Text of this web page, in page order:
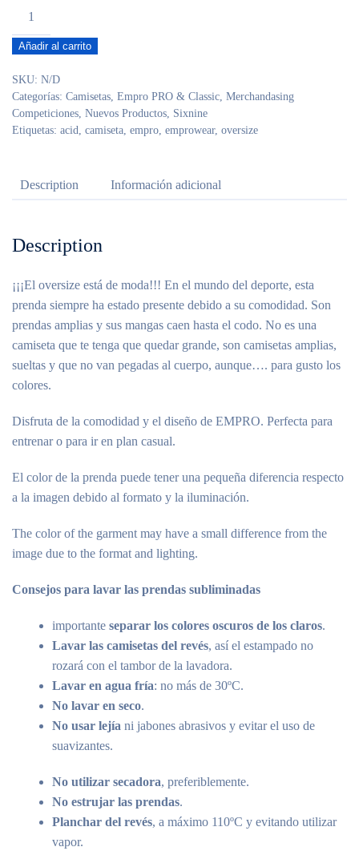
NO
VERDE
cantidad
Añadir al carrito
SKU: N/D
Categorías: Camisetas, Empro PRO & Classic, Merchandasing
Competiciones, Nuevos Productos, Sixnine
Etiquetas: acid, camiseta, empro, emprowear, oversize
Description Información adicional
Description
¡¡¡El oversize está de moda!!! En el mundo del deporte, esta
prenda siempre ha estado presente debido a su comodidad. Son
prendas amplias y sus mangas caen hasta el codo. No es una
camiseta que te tenga que quedar grande, son camisetas amplias,
sueltas y que no van pegadas al cuerpo, aunque…. para gusto los
colores.
Disfruta de la comodidad y el diseño de EMPRO. Perfecta para
entrenar o para ir en plan casual.
El color de la prenda puede tener una pequeña diferencia respecto
a la imagen debido al formato y la iluminación.
The color of the garment may have a small difference from the
image due to the format and lighting.
Consejos para lavar las prendas subliminadas
importante separar los colores oscuros de los claros.
Lavar las camisetas del revés, así el estampado no
rozará con el tambor de la lavadora.
Lavar en agua fría: no más de 30ºC.
No lavar en seco.
No usar lejía ni jabones abrasivos y evitar el uso de
suavizantes.
No utilizar secadora, preferiblemente.
No estrujar las prendas.
Planchar del revés, a máximo 110ºC y evitando utilizar
vapor.